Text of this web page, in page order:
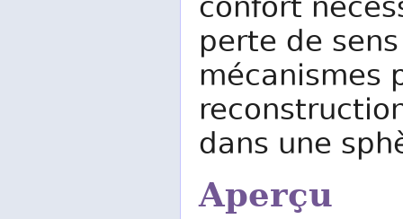
confort
perte de
mécanismes
dans une
Aperçu